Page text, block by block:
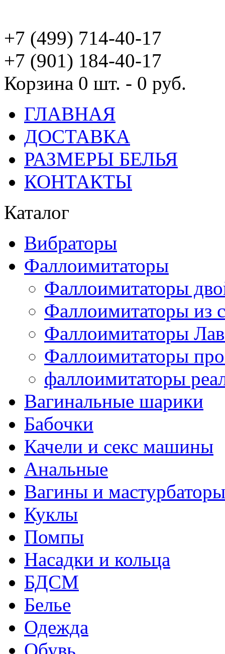
+7 (499) 714-40-17
+7 (901) 184-40-17
Корзина 0 шт. - 0 руб.
ГЛАВНАЯ
ДОСТАВКА
РАЗМЕРЫ БЕЛЬЯ
КОНТАКТЫ
Каталог
Вибраторы
Фаллоимитаторы
Фаллоимитаторы
Фаллоимитаторы из
Фаллоимитаторы
Фаллоимитаторы
фаллоимитаторы
Вагинальные шарики
Бабочки
Качели и секс машины
Анальные
Вагины и мастурбаторы
Куклы
Помпы
Насадки и кольца
БДСМ
Белье
Одежда